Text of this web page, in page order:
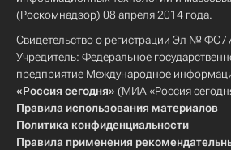
(Роскомнадзор) 08 апреля 2014 года.
Свидетельство о регистрации Эл №
Учредитель: Федеральное
предприятие Международное
«Россия сегодня» (МИА «Россия
Правила использования материалов
Политика конфиденциальности
Правила применения